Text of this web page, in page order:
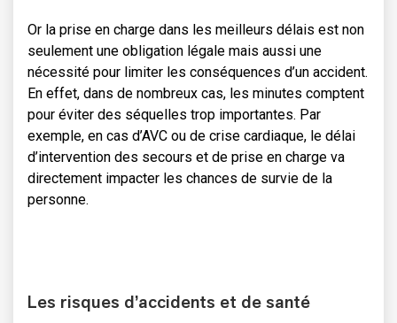
Or la prise en charge dans les meilleurs délais est non
seulement une obligation légale mais aussi une
nécessité pour limiter les conséquences d’un accident.
En effet, dans de nombreux cas, les minutes comptent
pour éviter des séquelles trop importantes. Par
exemple, en cas d’AVC ou de crise cardiaque, le délai
d’intervention des secours et de prise en charge va
directement impacter les chances de survie de la
personne.
Les risques d’accidents et de santé